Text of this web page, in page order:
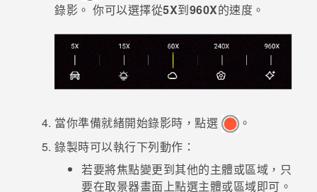
錄影。 你可以選擇從5X到960X的速度。
當你準備就緒開始錄影時，點選
。
錄製時可以執行下列動作：
若要將焦點變更到其他的主體或區域，只
要在取景器畫面上點選主體或區域即可。